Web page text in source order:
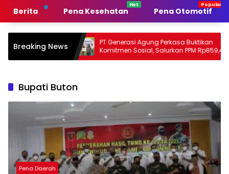
Berita Pena Kesehatan Pena Otomotif
Breaking NewsPT Generasi Agung Perkasa Buktikan
Komitmen Sosial, Salurkan PPM Rp859,4
Juta untuk Masyarakat Lingkar
Bupati Buton
Pena Daerah